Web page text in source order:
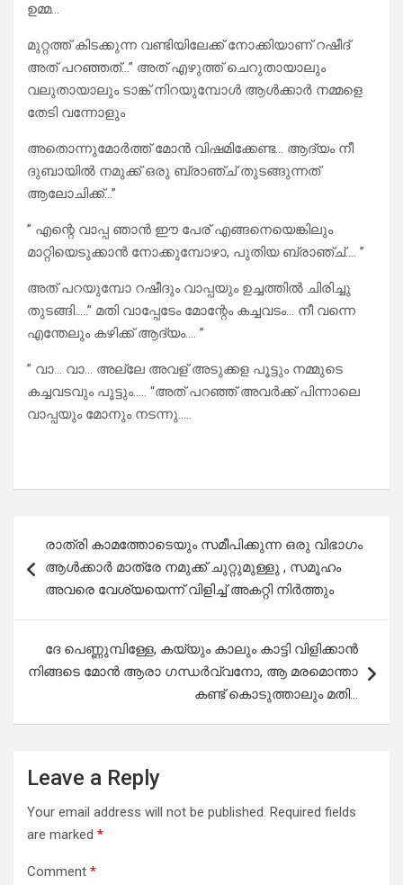
ഉമ്മ…
മുറ്റത്ത് കിടക്കുന്ന വണ്ടിയിലേക്ക് നോക്കിയാണ് റഷീദ്
അത് പറഞ്ഞത്…” അത് എഴുത്ത് ചെറുതായാലും
വലുതായാലും ടാങ്ക് നിറയുമ്പോൾ ആൾക്കാർ നമ്മളെ
തേടി വന്നോളും
അതൊന്നുമോർത്ത് മോൻ വിഷമിക്കേണ്ട… ആദ്യം നീ
ദുബായിൽ നമുക്ക് ഒരു ബ്രാഞ്ച് തുടങ്ങുന്നത്
ആലോചിക്ക്…”
” എന്റെ വാപ്പ ഞാൻ ഈ പേര് എങ്ങനെയെങ്കിലും
മാറ്റിയെടുക്കാൻ നോക്കുമ്പോഴാ, പുതിയ ബ്രാഞ്ച്…. ”
അത് പറയുമ്പോ റഷീദും വാപ്പയും ഉച്ചത്തിൽ ചിരിച്ചു
തുടങ്ങി…..” മതി വാപ്പേടേം മോന്റേം കച്ചവടം… നീ വന്നെ
എന്തേലും കഴിക്ക് ആദ്യം…. ”
” വാ… വാ… അല്ലേ അവള് അടുക്കള പൂട്ടും നമ്മുടെ
കച്ചവടവും പൂട്ടും….. “അത് പറഞ്ഞ് അവർക്ക് പിന്നാലെ
വാപ്പയും മോനും നടന്നു…..
navigation
രാത്രി കാമത്തോടെയും സമീപിക്കുന്ന ഒരു വിഭാഗം
ആൾക്കാർ മാത്രേ നമുക്ക് ചുറ്റുമുള്ളു , സമൂഹം
അവരെ വേശ്യയെന്ന് വിളിച്ച് അകറ്റി നിർത്തും
ദേ പെണ്ണുമ്പിള്ളേ, കയ്യും കാലും കാട്ടി വിളിക്കാൻ
നിങ്ങടെ മോൻ ആരാ ഗന്ധർവ്വനോ, ആ മരമൊന്താ
കണ്ട് കൊടുത്താലും മതി…
Leave a Reply
Your email address will not be published. Required fields
are marked *
Comment *